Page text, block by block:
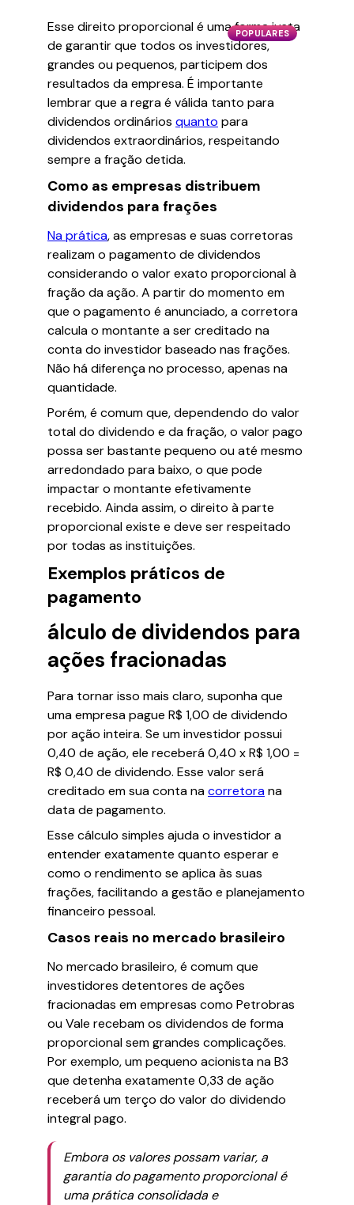
POPULARES
Esse direito proporcional é uma forma justa
de garantir que todos os investidores,
grandes ou pequenos, participem dos
resultados da empresa. É importante
lembrar que a regra é válida tanto para
dividendos ordinários quanto para
dividendos extraordinários, respeitando
sempre a fração detida.
Como as empresas distribuem
dividendos para frações
Na prática, as empresas e suas corretoras
realizam o pagamento de dividendos
considerando o valor exato proporcional à
fração da ação. A partir do momento em
que o pagamento é anunciado, a corretora
calcula o montante a ser creditado na
conta do investidor baseado nas frações.
Não há diferença no processo, apenas na
quantidade.
Porém, é comum que, dependendo do valor
total do dividendo e da fração, o valor pago
possa ser bastante pequeno ou até mesmo
arredondado para baixo, o que pode
impactar o montante efetivamente
recebido. Ainda assim, o direito à parte
proporcional existe e deve ser respeitado
por todas as instituições.
Exemplos práticos de
pagamento
álculo de dividendos para
ações fracionadas
Para tornar isso mais claro, suponha que
uma empresa pague R$ 1,00 de dividendo
por ação inteira. Se um investidor possui
0,40 de ação, ele receberá 0,40 x R$ 1,00 =
R$ 0,40 de dividendo. Esse valor será
creditado em sua conta nacorretorana
data de pagamento.
Esse cálculo simples ajuda o investidor a
entender exatamente quanto esperar e
como o rendimento se aplica às suas
frações, facilitando a gestão e planejamento
financeiro pessoal.
Casos reais no mercado brasileiro
No mercado brasileiro, é comum que
investidores detentores de ações
fracionadas em empresas como Petrobras
ou Vale recebam os dividendos de forma
proporcional sem grandes complicações.
Por exemplo, um pequeno acionista na B3
que detenha exatamente 0,33 de ação
receberá um terço do valor do dividendo
integral pago.
Embora os valores possam variar, a
garantia do pagamento proporcional é
uma prática consolidada e